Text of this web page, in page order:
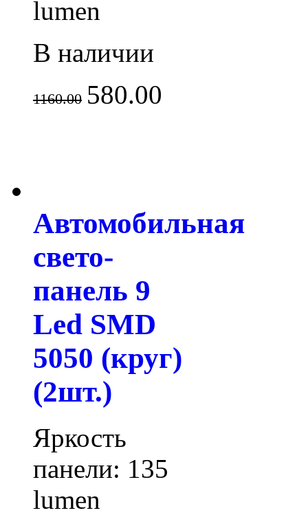
lumen
В наличии
1160.00 580.00
Автомобильная
свето-
панель 9
Led SMD
5050 (круг)
(2шт.)
Яркость
панели: 135
lumen